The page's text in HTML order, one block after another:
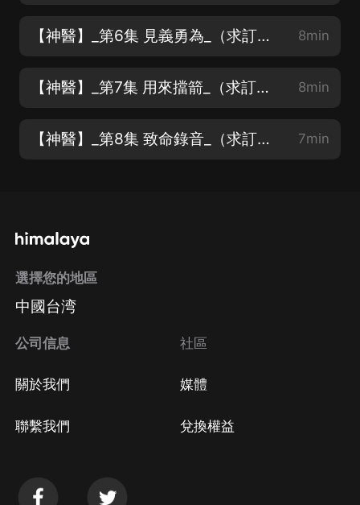
【神醫】_第6集 見義勇為_（求訂閱、求月票、求評論點讚） 8min
【神醫】_第7集 用來擋箭_（求訂閱、求月票、求評論點讚） 8min
【神醫】_第8集 致命錄音_（求訂閱、求月票、求評論點讚） 7min
選擇您的地區
中國台湾
公司信息
關於我們
聯繫我們
社區
媒體
兌換權益